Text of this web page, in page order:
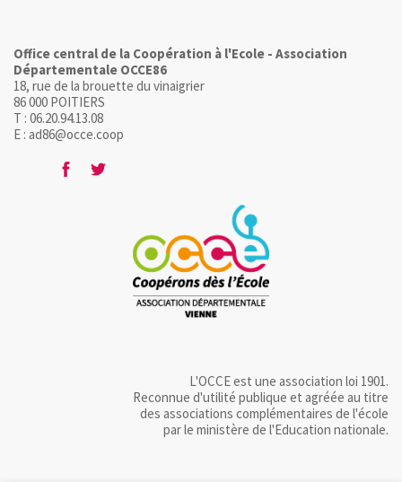
Office central de la Coopération à l'Ecole - Association
Départementale OCCE86
18, rue de la brouette du vinaigrier
86 000 POITIERS
T : 06.20.94.13.08
E : ad86@occe.coop
L'OCCE est une association loi 1901.
Reconnue d'utilité publique et agréée au titre
des associations complémentaires de l'école
par le ministère de l'Education nationale.